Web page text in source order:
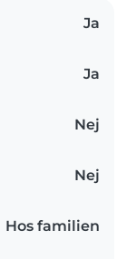
Ja
Ja
Nej
Nej
Hos familien